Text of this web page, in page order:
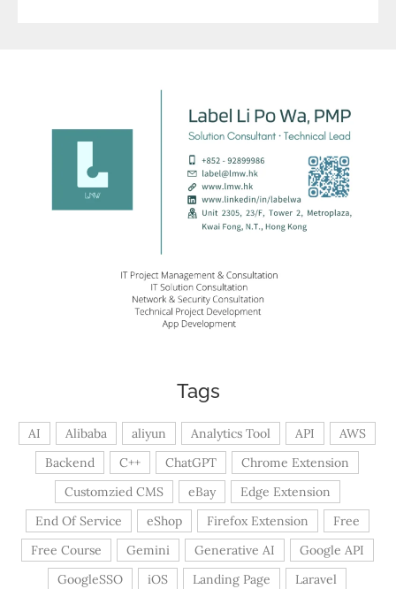
Tags
AI Alibaba aliyun Analytics Tool API
AWS
Backend
C++ ChatGPT
Chrome Extension
Customzied CMS
eBay
Edge Extension
End Of Service
eShop Firefox Extension
Free
Free Course
Gemini Generative AI
Google API
GoogleSSO
iOS Landing Page
Laravel